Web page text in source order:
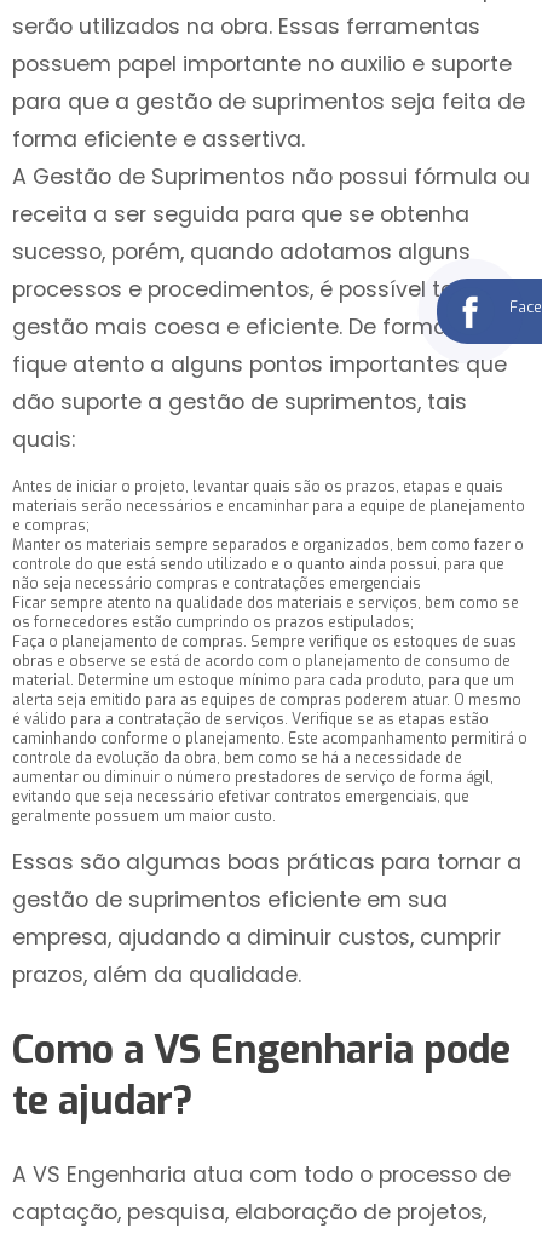
serão utilizados na obra. Essas ferramentas
possuem papel importante no auxilio e suporte
para que a gestão de suprimentos seja feita de
forma eficiente e assertiva.
A Gestão de Suprimentos não possui fórmula ou
receita a ser seguida para que se obtenha
sucesso, porém, quando adotamos alguns
processos e procedimentos, é possível ter uma
gestão mais coesa e eficiente. De forma geral,
fique atento a alguns pontos importantes que
dão suporte a gestão de suprimentos, tais
quais:
Antes de iniciar o projeto, levantar quais são os prazos, etapas e quais
materiais serão necessários e encaminhar para a equipe de planejamento
e compras;
Manter os materiais sempre separados e organizados, bem como fazer o
controle do que está sendo utilizado e o quanto ainda possui, para que
não seja necessário compras e contratações emergenciais
Ficar sempre atento na qualidade dos materiais e serviços, bem como se
os fornecedores estão cumprindo os prazos estipulados;
Faça o planejamento de compras. Sempre verifique os estoques de suas
obras e observe se está de acordo com o planejamento de consumo de
material. Determine um estoque mínimo para cada produto, para que um
alerta seja emitido para as equipes de compras poderem atuar. O mesmo
é válido para a contratação de serviços. Verifique se as etapas estão
caminhando conforme o planejamento. Este acompanhamento permitirá o
controle da evolução da obra, bem como se há a necessidade de
aumentar ou diminuir o número prestadores de serviço de forma ágil,
evitando que seja necessário efetivar contratos emergenciais, que
geralmente possuem um maior custo.
Essas são algumas boas práticas para tornar a
gestão de suprimentos eficiente em sua
empresa, ajudando a diminuir custos, cumprir
prazos, além da qualidade.
Como a VS Engenharia pode
te ajudar?
A VS Engenharia atua com todo o processo de
captação, pesquisa, elaboração de projetos,